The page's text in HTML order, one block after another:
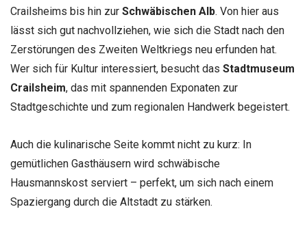
Crailsheims bis hin zur Schwäbischen Alb. Von hier aus
lässt sich gut nachvollziehen, wie sich die Stadt nach den
Zerstörungen des Zweiten Weltkriegs neu erfunden hat.
Wer sich für Kultur interessiert, besucht das Stadtmuseum
Crailsheim, das mit spannenden Exponaten zur
Stadtgeschichte und zum regionalen Handwerk begeistert.
Auch die kulinarische Seite kommt nicht zu kurz: In
gemütlichen Gasthäusern wird schwäbische
Hausmannskost serviert – perfekt, um sich nach einem
Spaziergang durch die Altstadt zu stärken.